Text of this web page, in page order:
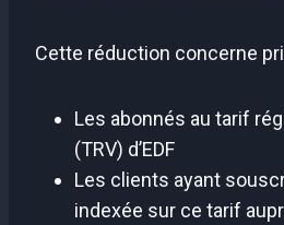
Cette réduction concerne
Les abonnés au tarif
(TRV) d’EDF
Les clients ayant
indexée sur ce tarif